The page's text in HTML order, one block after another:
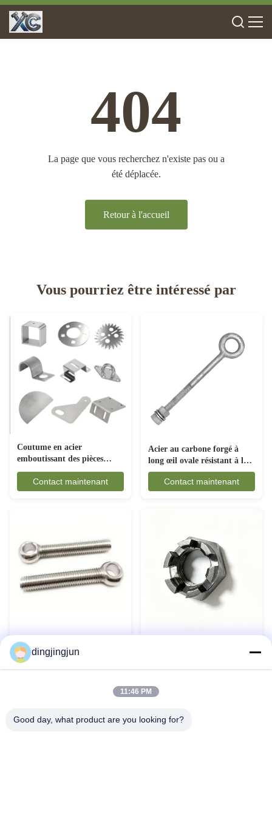
404
La page que vous recherchez n'existe pas ou a
été déplacée.
Retour à l'accueil
Vous pourriez être intéressé par
Coutume en acier
emboutissant des pièces
anticorrosion pour
l'industrie automobile
Contact maintenant
Acier au carbone forgé à
long œil ovale résistant à la
rouille pour les engins
maritimes
Contact maintenant
inoxydable 304 316 DIN444
Boulons à œil Boulon à œil
composants aérospatiaux
dingjingjun
11:46 PM
Good day, what product are you looking for?